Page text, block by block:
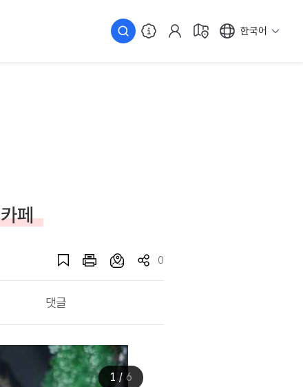
한국어
페
0
댓글
1 / 6